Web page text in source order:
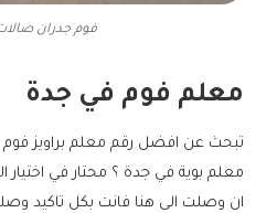
فوم جدران
معلم فوم في جدة
تبحث عن افضل رقم معلم براويز
معلم بوية في جدة ؟ محتار في اختيار
ان وصلت الى هنا فانت بكل تاكيد